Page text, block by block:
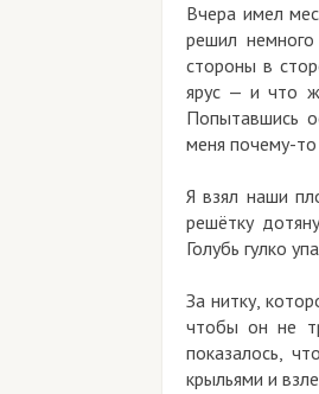
Вчера имел
решил
стороны в
ярус — и что
Попытавшись
меня почему-
Я взял наши
решётку
Голубь гулко
За нитку,
чтобы он не
показалось,
крыльями и